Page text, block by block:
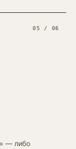
05 / 06
— либо